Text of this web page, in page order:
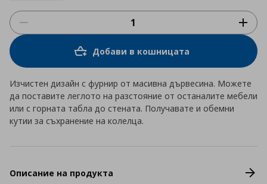
Добави в кошницата
Изчистен дизайн с фурнир от масивна дървесина. Можете
да поставите леглото на разстояние от останалите мебели
или с горната табла до стената. Получавате и обемни
кутии за съхранение на колелца.
Описание на продукта